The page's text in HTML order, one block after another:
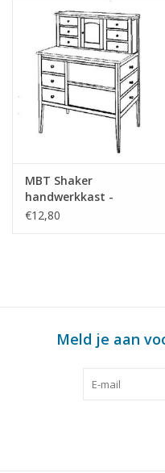
MBT Shaker
handwerkkast -
Bouwtekening Schaal 1
€12,80
Meld je aan